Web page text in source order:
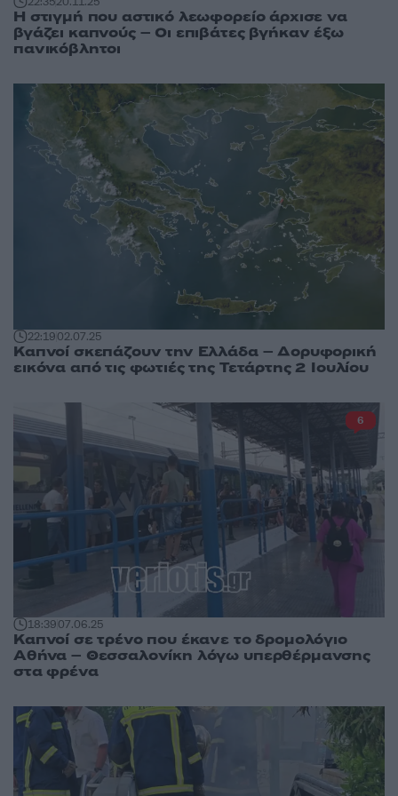
Η στιγμή που αστικό λεωφορείο άρχισε να
βγάζει καπνούς – Οι επιβάτες βγήκαν έξω
πανικόβλητοι
22:1902.07.25
Καπνοί σκεπάζουν την Ελλάδα – Δορυφορική
εικόνα από τις φωτιές της Τετάρτης 2 Ιουλίου
18:3907.06.25
Καπνοί σε τρένο που έκανε το δρομολόγιο
Αθήνα – Θεσσαλονίκη λόγω υπερθέρμανσης
στα φρένα
6